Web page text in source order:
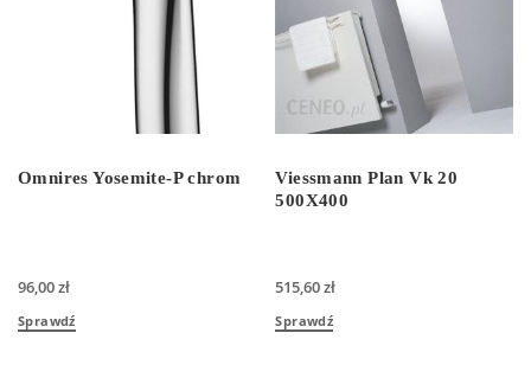
Omnires Yosemite-P chrom
96,00zł
Sprawdź
Viessmann Plan Vk 20
500X400
515,60zł
Sprawdź